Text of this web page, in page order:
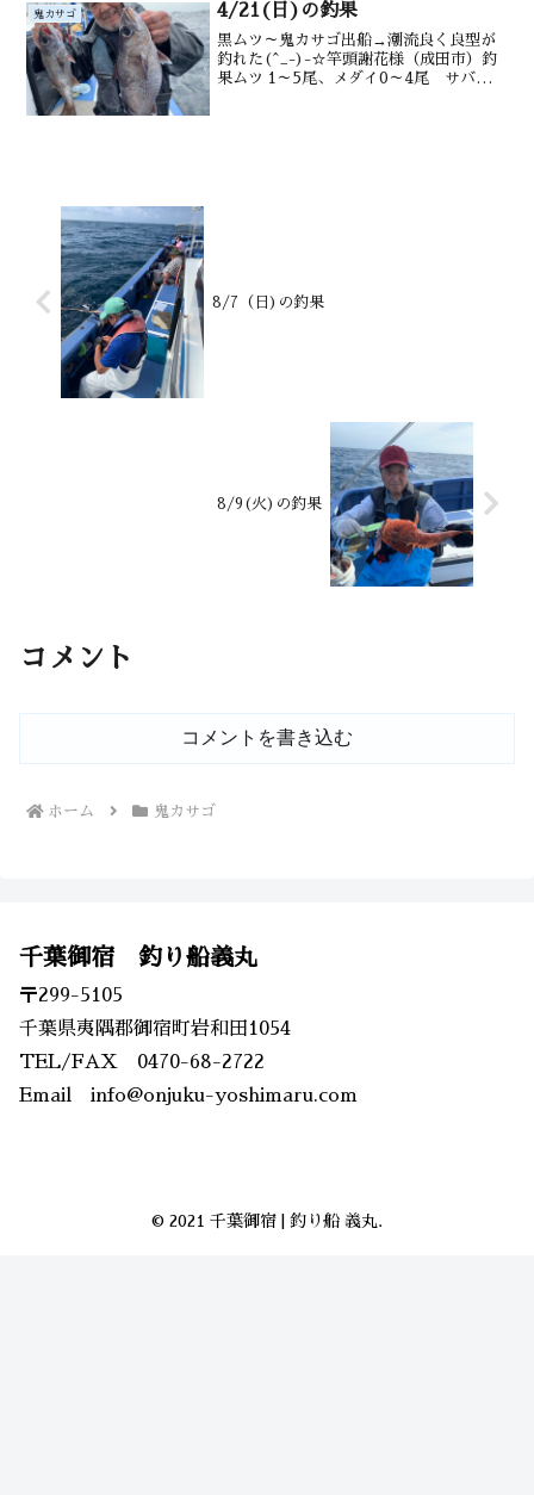
鬼カサゴ 4/21(日)の釣果
黒ムツ～鬼カサゴ出船→潮流良く良型が
釣れた(^_-)-☆竿頭謝花様（成田市）釣
果ムツ 1～5尾、メダイ0～4尾 サバオニ
8/7（日)の釣果
8/9(火)の釣果
コメント
コメントを書き込む
ホーム 鬼カサゴ
千葉御宿 釣り船義丸
〒299-5105
千葉県夷隅郡御宿町岩和田1054
TEL/FAX 0470-68-2722
Email info@onjuku-yoshimaru.com
© 2021 千葉御宿 | 釣り船 義丸.